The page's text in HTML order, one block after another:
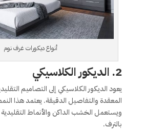
أنواع ديكورات غرف نوم
2. الديكور الكلاسيكي
يعود الديكور الكلاسيكي إلى التصاميم
المعقدة والتفاصيل الدقيقة. يعتمد هذا
ويستعمل الخشب الداكن والأنماط
بالترف.